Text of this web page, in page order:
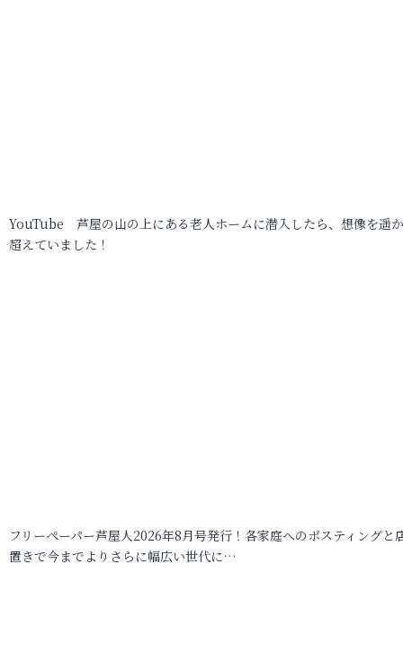
YouTube 芦屋の山の上にある老人ホームに潜入したら、想像を遥
超えていました！
フリーペーパー芦屋人2026年8月号発行！各家庭へのポスティングと
置きで今までよりさらに幅広い世代に…